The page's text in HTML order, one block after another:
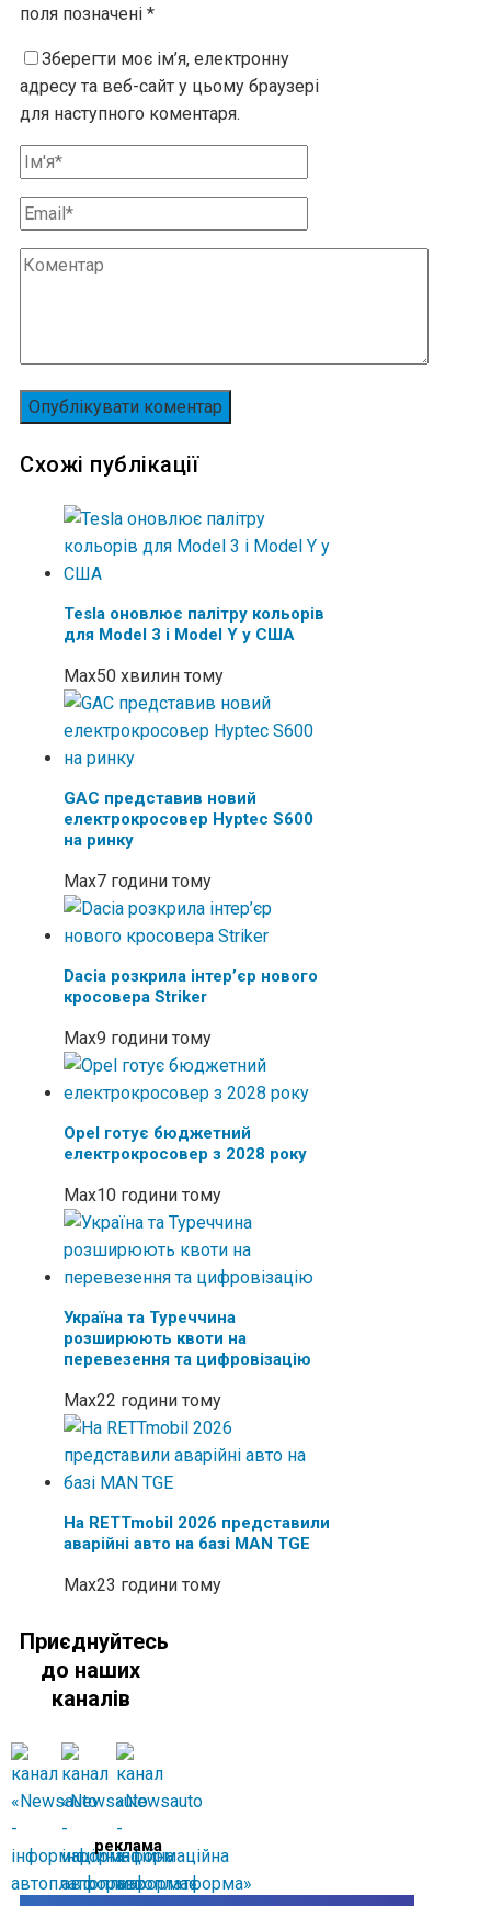
поля позначені *
Зберегти моє ім’я, електронну
адресу та веб-сайт у цьому браузері
для наступного коментаря.
Схожі публікації
Tesla оновлює палітру кольорів
для Model 3 і Model Y у США
Max50 хвилин тому
GAC представив новий
електрокросовер Hyptec S600
на ринку
Max7 години тому
Dacia розкрила інтер’єр нового
кросовера Striker
Max9 години тому
Opel готує бюджетний
електрокросовер з 2028 року
Max10 години тому
Україна та Туреччина
розширюють квоти на
перевезення та цифровізацію
Max22 години тому
На RETTmobil 2026 представили
аварійні авто на базі MAN TGE
Max23 години тому
Приєднуйтесь
до наших
каналів
реклама